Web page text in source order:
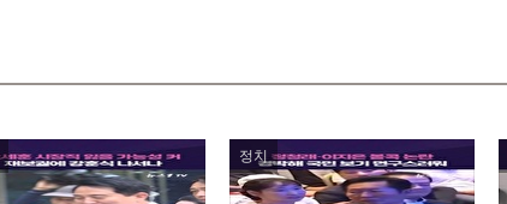
2:43
정치